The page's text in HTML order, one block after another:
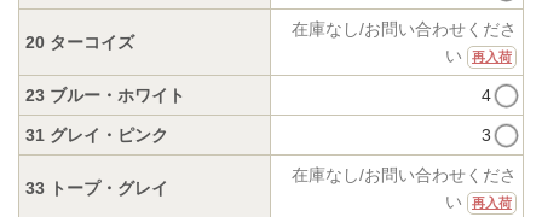
20 ターコイズ
在庫なし/お問い合わせくださ
い
再入荷
23 ブルー・ホワイト 4
31 グレイ・ピンク 3
33 トープ・グレイ
在庫なし/お問い合わせくださ
い
再入荷